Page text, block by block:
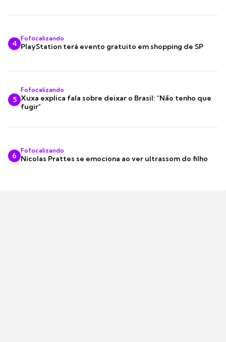
4
Fofocalizando
PlayStation terá evento gratuito em shopping de SP
5
Fofocalizando
Xuxa explica fala sobre deixar o Brasil: "Não tenho que
fugir"
6
Fofocalizando
Nicolas Prattes se emociona ao ver ultrassom do filho